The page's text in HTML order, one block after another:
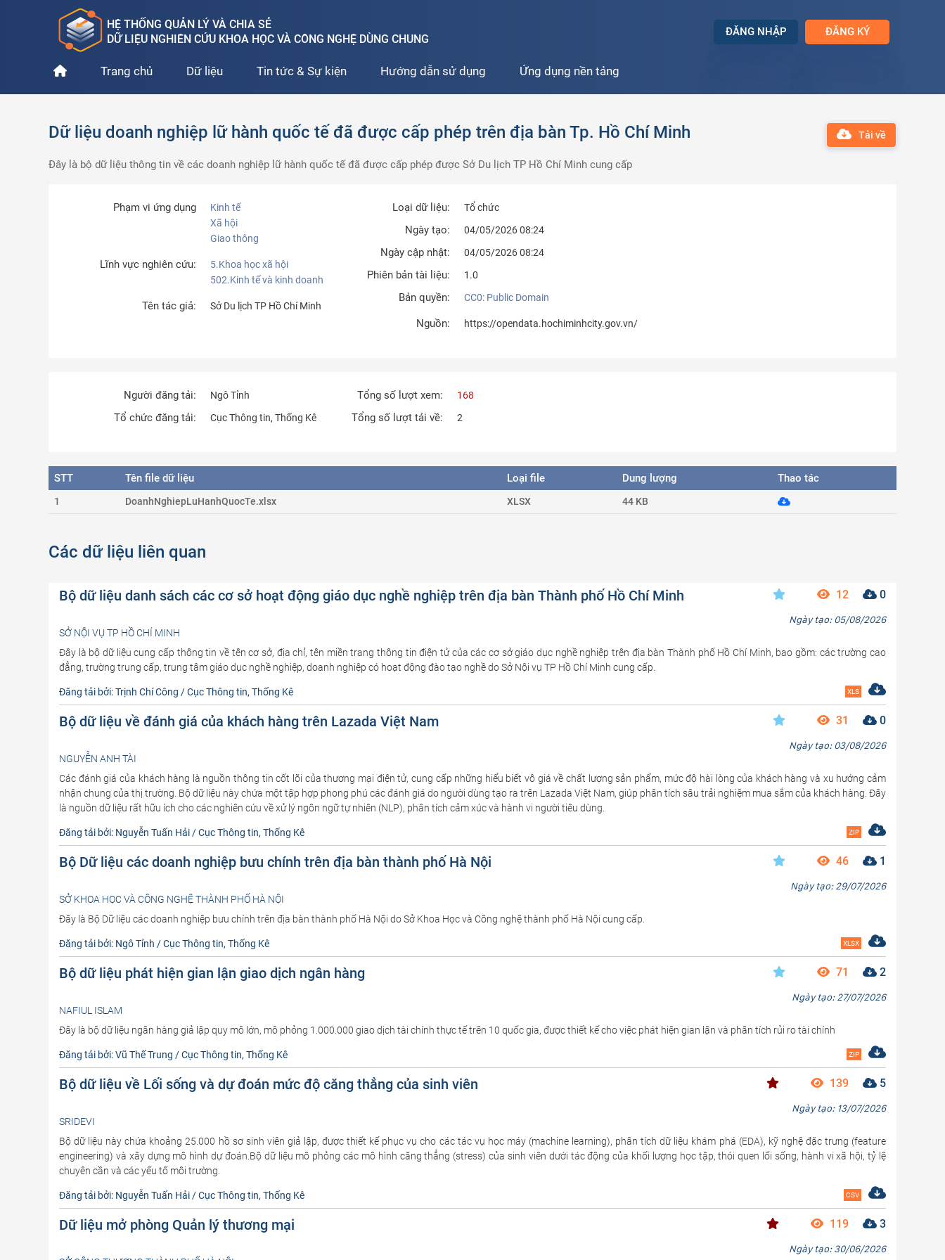
HỆ THỐNG QUẢN LÝ VÀ CHIA SẺ
DỮ LIỆU NGHIÊN CỨU KHOA HỌC VÀ CÔNG NGHỆ DÙNG CHUNG
ĐĂNG NHẬP ĐĂNG KÝ
Trang chủ Dữ liệu Tin tức & Sự kiện Hướng dẫn sử dụng Ứng dụng nền tảng
Dữ liệu doanh nghiệp lữ hành quốc tế đã được cấp phép trên địa bàn Tp. Hồ Chí Minh Tải về
Đây là bộ dữ liệu thông tin về các doanh nghiệp lữ hành quốc tế đã được cấp phép được Sở Du lịch TP Hồ Chí Minh cung cấp
Phạm vi ứng dụng
Kinh tế
Xã hội
Giao thông
Lĩnh vực nghiên cứu:
5.Khoa học xã hội
502.Kinh tế và kinh doanh
Tên tác giả: Sở Du lịch TP Hồ Chí Minh
Loại dữ liệu: Tổ chức
Ngày tạo: 04/05/2026 08:24
Ngày cập nhật: 04/05/2026 08:24
Phiên bản tài liệu: 1.0
Bản quyền: CC0: Public Domain
Nguồn: https://opendata.hochiminhcity.gov.vn/
Người đăng tải: Ngô Tỉnh
Tổ chức đăng tải: Cục Thông tin, Thống Kê
Tổng số lượt xem: 168
Tổng số lượt tải về: 2
STT Tên file dữ liệu Loại file Dung lượng Thao tác
1 DoanhNghiepLuHanhQuocTe.xlsx XLSX 44 KB
Các dữ liệu liên quan
Bộ dữ liệu danh sách các cơ sở hoạt động giáo dục nghề nghiệp trên địa bàn Thành phố Hồ Chí Minh
SỞ NỘI VỤ TP HỒ CHÍ MINH
12 0
Ngày tạo: 05/08/2026
Đây là bộ dữ liệu cung cấp thông tin về tên cơ sở, địa chỉ, tên miền trang thông tin điện tử của các cơ sở giáo dục nghề nghiệp trên địa bàn Thành phố Hồ Chí Minh, bao gồm: các trường cao
đẳng, trường trung cấp, trung tâm giáo dục nghề nghiệp, doanh nghiệp có hoạt động đào tạo nghề do Sở Nội vụ TP Hồ Chí Minh cung cấp.
Đăng tải bởi: Trịnh Chí Công / Cục Thông tin, Thống Kê XLS
Bộ dữ liệu về đánh giá của khách hàng trên Lazada Việt Nam
NGUYỄN ANH TÀI
31 0
Ngày tạo: 03/08/2026
Các đánh giá của khách hàng là nguồn thông tin cốt lõi của thương mại điện tử, cung cấp những hiểu biết vô giá về chất lượng sản phẩm, mức độ hài lòng của khách hàng và xu hướng cảm
nhận chung của thị trường. Bộ dữ liệu này chứa một tập hợp phong phú các đánh giá do người dùng tạo ra trên Lazada Việt Nam, giúp phân tích sâu trải nghiệm mua sắm của khách hàng. Đây
là nguồn dữ liệu rất hữu ích cho các nghiên cứu về xử lý ngôn ngữ tự nhiên (NLP), phân tích cảm xúc và hành vi người tiêu dùng.
Đăng tải bởi: Nguyễn Tuấn Hải / Cục Thông tin, Thống Kê ZIP
Bộ Dữ liệu các doanh nghiệp bưu chính trên địa bàn thành phố Hà Nội
SỞ KHOA HỌC VÀ CÔNG NGHỆ THÀNH PHỐ HÀ NỘI
46 1
Ngày tạo: 29/07/2026
Đây là Bộ Dữ liệu các doanh nghiệp bưu chính trên địa bàn thành phố Hà Nội do Sở Khoa Học và Công nghệ thành phố Hà Nội cung cấp.
Đăng tải bởi: Ngô Tỉnh / Cục Thông tin, Thống Kê XLSX
Bộ dữ liệu phát hiện gian lận giao dịch ngân hàng
NAFIUL ISLAM
71 2
Ngày tạo: 27/07/2026
Đây là bộ dữ liệu ngân hàng giả lập quy mô lớn, mô phỏng 1.000.000 giao dịch tài chính thực tế trên 10 quốc gia, được thiết kế cho việc phát hiện gian lận và phân tích rủi ro tài chính
Đăng tải bởi: Vũ Thế Trung / Cục Thông tin, Thống Kê ZIP
Bộ dữ liệu về Lối sống và dự đoán mức độ căng thẳng của sinh viên
SRIDEVI
139 5
Ngày tạo: 13/07/2026
Bộ dữ liệu này chứa khoảng 25.000 hồ sơ sinh viên giả lập, được thiết kế phục vụ cho các tác vụ học máy (machine learning), phân tích dữ liệu khám phá (EDA), kỹ nghệ đặc trưng (feature
engineering) và xây dựng mô hình dự đoán.Bộ dữ liệu mô phỏng các mô hình căng thẳng (stress) của sinh viên dưới tác động của khối lượng học tập, thói quen lối sống, hành vi xã hội, tỷ lệ
chuyên cần và các yếu tố môi trường.
Đăng tải bởi: Nguyễn Tuấn Hải / Cục Thông tin, Thống Kê CSV
Dữ liệu mở phòng Quản lý thương mại 119 3
Ngày tạo: 30/06/2026